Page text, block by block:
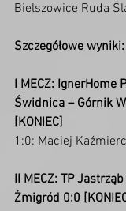
Bielszowice Ruda
Szczegółowe wyniki:
I MECZ: IgnerHome
Świdnica – Górnik
[KONIEC]
1:0: Maciej
II MECZ: TP
Żmigród 0:0